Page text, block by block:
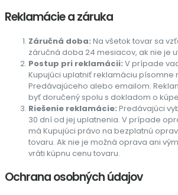
Reklamácie a záruka
Záručná doba: Na všetok tovar sa
záručná doba 24 mesiacov, ak nie je
Postup pri reklamácii: V prípade
Kupujúci uplatniť reklamáciu písomne
Predávajúceho alebo emailom.
byť doručený spolu s dokladom o
Riešenie reklamácie: Predávajúci
30 dní od jej uplatnenia. V prípade
má Kupujúci právo na bezplatnú
tovaru. Ak nie je možná oprava ani
vráti kúpnu cenu tovaru.
Ochrana osobných údajov